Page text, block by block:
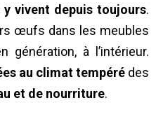
y vivent depuis toujours.
œufs dans les meubles
génération, à l’intérieur.
au climat tempéré des
et de nourriture.